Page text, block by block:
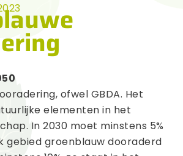
ofwel GBDA. Het
elementen in het
In 2030 moet minstens 5%
gebied groenblauw dooraderd